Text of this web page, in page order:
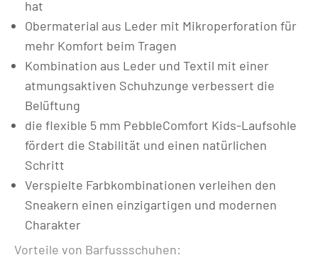
hat
Obermaterial aus Leder mit Mikroperforation für
mehr Komfort beim Tragen
Kombination aus Leder und Textil mit einer
atmungsaktiven Schuhzunge verbessert die
Belüftung
die flexible 5 mm PebbleComfort Kids-Laufsohle
fördert die Stabilität und einen natürlichen
Schritt
Verspielte Farbkombinationen verleihen den
Sneakern einen einzigartigen und modernen
Charakter
Vorteile von Barfussschuhen: